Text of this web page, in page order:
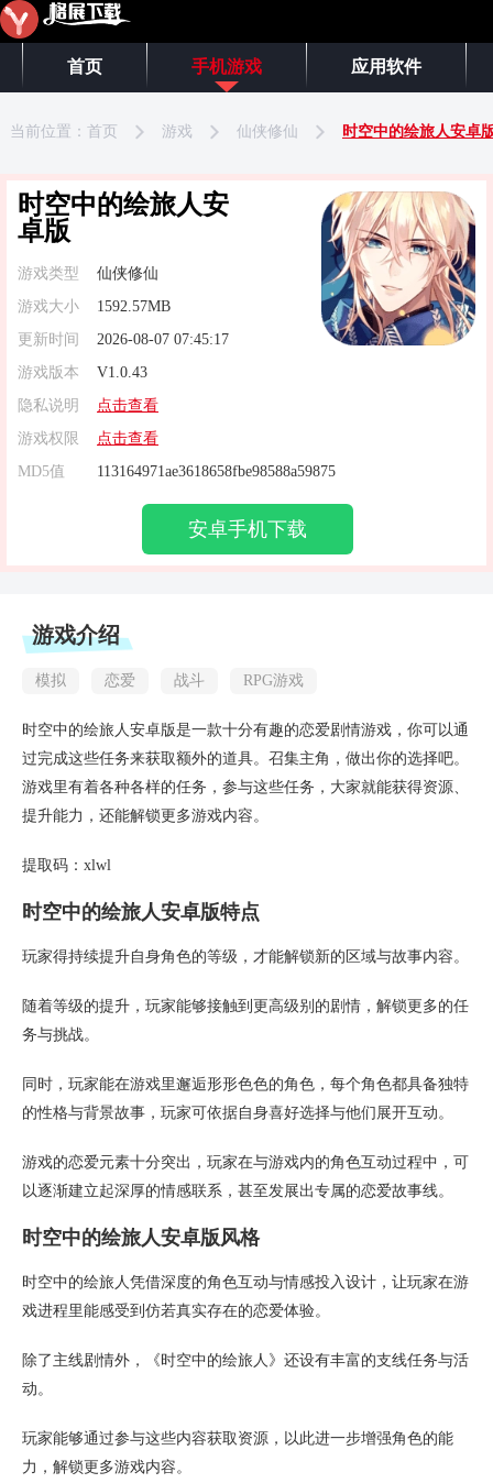
首页 手机游戏 应用软件
当前位置： 首页 游戏 仙侠修仙 时空中的绘旅人安卓
时空中的绘旅人安
卓版
游戏类型
仙侠修仙
游戏大小
1592.57MB
更新时间
2026-08-07 07:45:17
游戏版本
V1.0.43
隐私说明
点击查看
游戏权限
点击查看
MD5值
113164971ae3618658fbe98588a59875
安卓手机下载
游戏介绍
模拟 恋爱 战斗 RPG游戏
时空中的绘旅人安卓版是一款十分有趣的恋爱剧情游戏，你可以通
过完成这些任务来获取额外的道具。召集主角，做出你的选择吧。
游戏里有着各种各样的任务，参与这些任务，大家就能获得资源、
提升能力，还能解锁更多游戏内容。
提取码：xlwl
时空中的绘旅人安卓版特点
玩家得持续提升自身角色的等级，才能解锁新的区域与故事内容。
随着等级的提升，玩家能够接触到更高级别的剧情，解锁更多的任
务与挑战。
同时，玩家能在游戏里邂逅形形色色的角色，每个角色都具备独特
的性格与背景故事，玩家可依据自身喜好选择与他们展开互动。
游戏的恋爱元素十分突出，玩家在与游戏内的角色互动过程中，可
以逐渐建立起深厚的情感联系，甚至发展出专属的恋爱故事线。
时空中的绘旅人安卓版风格
时空中的绘旅人凭借深度的角色互动与情感投入设计，让玩家在游
戏进程里能感受到仿若真实存在的恋爱体验。
除了主线剧情外，《时空中的绘旅人》还设有丰富的支线任务与活
动。
玩家能够通过参与这些内容获取资源，以此进一步增强角色的能
力，解锁更多游戏内容。